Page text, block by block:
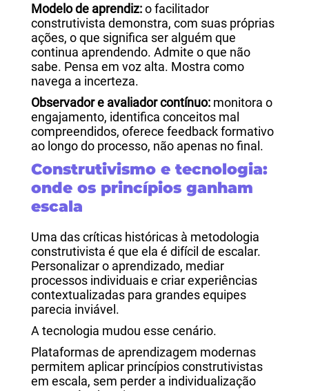
Modelo de aprendiz:o facilitador
construtivista demonstra, com suas próprias
ações, o que significa ser alguém que
continua aprendendo. Admite o que não
sabe. Pensa em voz alta. Mostra como
navega a incerteza.
Observador e avaliador contínuo:monitora o
engajamento, identifica conceitos mal
compreendidos, oferece feedback formativo
ao longo do processo, não apenas no final.
Construtivismo e tecnologia:
onde os princípios ganham
escala
Uma das críticas históricas à metodologia
construtivista é que ela é difícil de escalar.
Personalizar o aprendizado, mediar
processos individuais e criar experiências
contextualizadas para grandes equipes
parecia inviável.
A tecnologia mudou esse cenário.
Plataformas de aprendizagem modernas
permitem aplicar princípios construtivistas
em escala, sem perder a individualização